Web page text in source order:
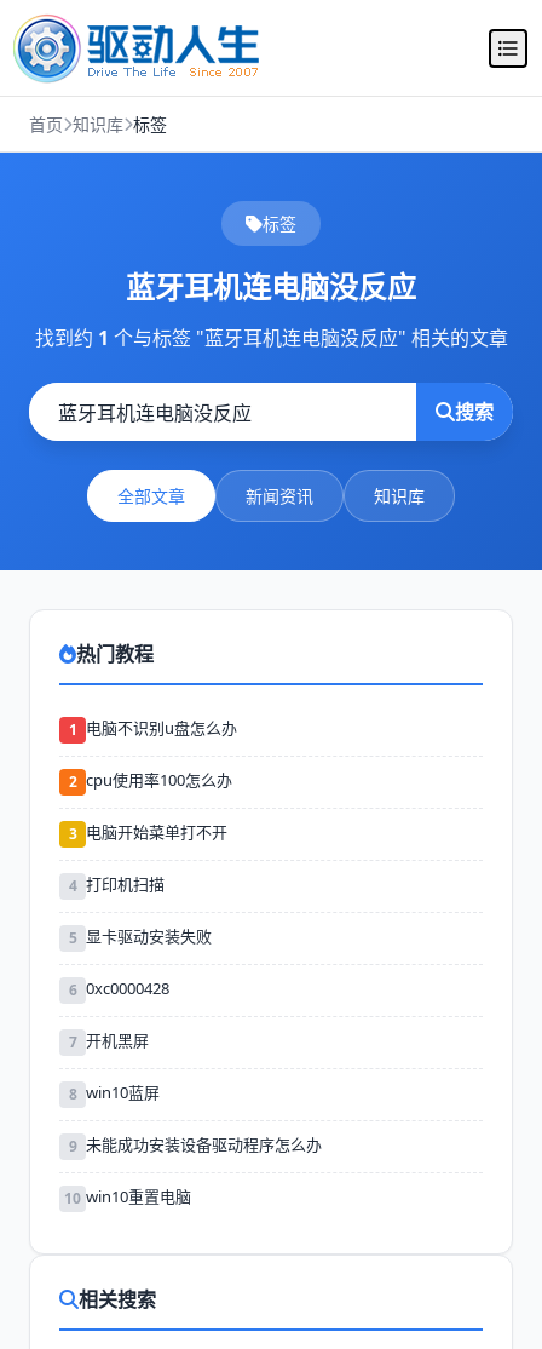
首页 知识库 标签
标签
蓝牙耳机连电脑没反应
找到约 1 个与标签 "蓝牙耳机连电脑没反应" 相关的文章
搜索
全部文章 新闻资讯 知识库
热门教程
1 电脑不识别u盘怎么办
2 cpu使用率100怎么办
3 电脑开始菜单打不开
4 打印机扫描
5 显卡驱动安装失败
6 0xc0000428
7 开机黑屏
8 win10蓝屏
9 未能成功安装设备驱动程序怎么办
10 win10重置电脑
相关搜索